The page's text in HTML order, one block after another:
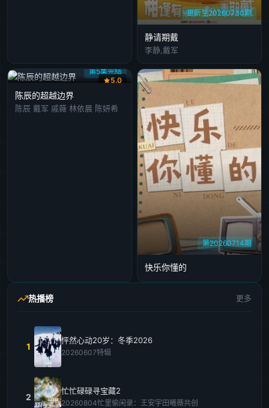
更新至20260730期
静请期戴
李静,戴军
第5集完结
5.0
陈辰的超越边界
陈辰 戴军 戚薇 林依晨 陈妍希
第20260714期
快乐你懂的
热播榜 更多
1
怦然心动20岁：冬季2026
20260607特辑
2
忙忙碌碌寻宝藏2
20260804忙里偷闲录：王安宇田曦薇共创